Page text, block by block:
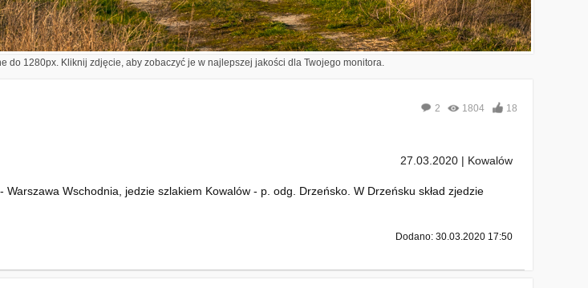
do 1280px. Kliknij zdjęcie, aby zobaczyć je w najlepszej jakości dla Twojego monitora.
2 1804 18
27.03.2020 | Kowalów
Wschodnia, jedzie szlakiem Kowalów - p. odg. Drzeńsko. W Drzeńsku skład zjedzie
Dodano: 30.03.2020 17:50